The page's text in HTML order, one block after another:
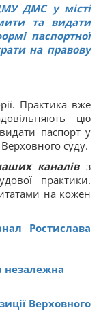
ДМС у місті
та видати
паспортної
на правову
Практика вже
цю
паспорт у
суду.
каналівз
практики.
на кожен
Ростислава
незалежна
Верховного